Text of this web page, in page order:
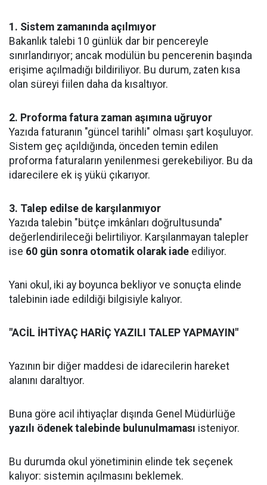
1. Sistem zamanında açılmıyor
Bakanlık talebi 10 günlük dar bir pencereyle
sınırlandırıyor; ancak modülün bu pencerenin başında
erişime açılmadığı bildiriliyor. Bu durum, zaten kısa
olan süreyi fiilen daha da kısaltıyor.
2. Proforma fatura zaman aşımına uğruyor
Yazıda faturanın "güncel tarihli" olması şart koşuluyor.
Sistem geç açıldığında, önceden temin edilen
proforma faturaların yenilenmesi gerekebiliyor. Bu da
idarecilere ek iş yükü çıkarıyor.
3. Talep edilse de karşılanmıyor
Yazıda talebin "bütçe imkânları doğrultusunda"
değerlendirileceği belirtiliyor. Karşılanmayan talepler
ise 60 gün sonra otomatik olarak iade ediliyor.
Yani okul, iki ay boyunca bekliyor ve sonuçta elinde
talebinin iade edildiği bilgisiyle kalıyor.
"ACİL İHTİYAÇ HARİÇ YAZILI TALEP YAPMAYIN"
Yazının bir diğer maddesi de idarecilerin hareket
alanını daraltıyor.
Buna göre acil ihtiyaçlar dışında Genel Müdürlüğe
yazılı ödenek talebinde bulunulmaması isteniyor.
Bu durumda okul yönetiminin elinde tek seçenek
kalıyor: sistemin açılmasını beklemek.